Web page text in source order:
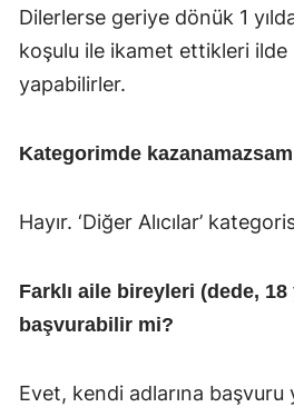
Dilerlerse geriye dönük 1
koşulu ile ikamet ettikleri ilde
yapabilirler.
Kategorimde
Hayır. ‘Diğer Alıcılar’
Farklı aile bireyleri (dede,
başvurabilir mi?
Evet, kendi adlarına başvuru